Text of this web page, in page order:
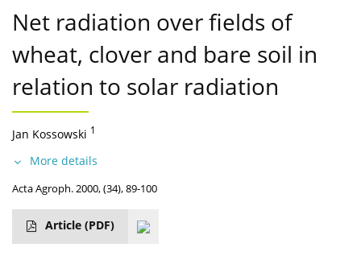
Net radiation over fields of
wheat, clover and bare soil in
relation to solar radiation
Jan Kossowski 1
More details
Acta Agroph. 2000, (34), 89-100
Article (PDF)